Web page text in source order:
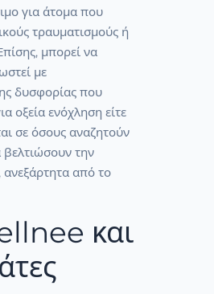
για άτομα που
τραυματισμούς ή
μπορεί να
με
δυσφορίας που
οξεία ενόχληση είτε
σε όσους αναζητούν
βελτιώσουν την
ανεξάρτητα από το
και